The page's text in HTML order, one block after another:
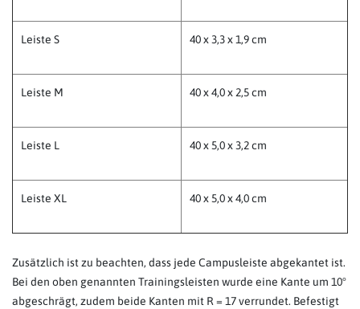
Leiste S 40 x 3,3 x 1,9 cm
Leiste M 40 x 4,0 x 2,5 cm
Leiste L 40 x 5,0 x 3,2 cm
Leiste XL 40 x 5,0 x 4,0 cm
Zusätzlich ist zu beachten, dass jede Campusleiste abgekantet ist.
Bei den oben genannten Trainingsleisten wurde eine Kante um 10°
abgeschrägt, zudem beide Kanten mit R = 17 verrundet. Befestigt